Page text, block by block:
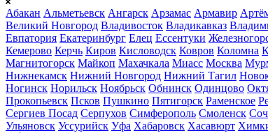
Абакан Альметьевск Ангарск Арзамас Армавир
Великий Новгород Владивосток Владикавказ
Евпатория Екатеринбург Елец Ессентуки
Кемерово Керчь Киров Кисловодск Ковров Коломна
Магнитогорск Майкоп Махачкала Миасс Москва
Нижнекамск Нижний Новгород Нижний Тагил
Ногинск Норильск Ноябрьск Обнинск Одинцово
Прокопьевск Псков Пушкино Пятигорск Раменское
Сергиев Посад Серпухов Симферополь Смоленск
Ульяновск Уссурийск Уфа Хабаровск Хасавюрт